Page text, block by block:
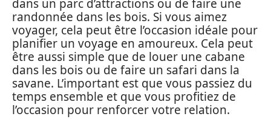
dans un parc d’attractions ou de faire une
randonnée dans les bois. Si vous aimez
voyager, cela peut être l’occasion idéale pour
planifier un voyage en amoureux. Cela peut
être aussi simple que de louer une cabane
dans les bois ou de faire un safari dans la
savane. L’important est que vous passiez du
temps ensemble et que vous profitiez de
l’occasion pour renforcer votre relation.